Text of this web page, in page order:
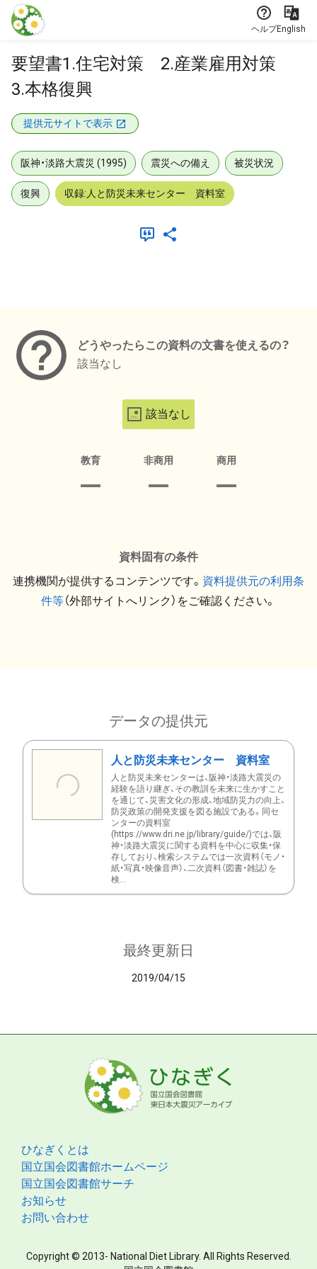
本文に飛ぶ
ヘルプEnglish
要望書1.住宅対策 2.産業雇用対策
3.本格復興
提供元サイトで表示
阪神・淡路大震災 (1995) 震災への備え 被災状況
復興 収録:人と防災未来センター 資料室
どうやったらこの資料の文書を使えるの？
該当なし
該当なし
教育 非商用 商用
資料固有の条件
連携機関が提供するコンテンツです。 資料提供元の利用条
件等（外部サイトへリンク）をご確認ください。
データの提供元
人と防災未来センター 資料室
人と防災未来センターは、阪神・淡路大震災の
経験を語り継ぎ、その教訓を未来に生かすこと
を通じて、災害文化の形成、地域防災力の向上、
防災政策の開発支援を図る施設である。同セ
ンターの資料室
(https://www.dri.ne.jp/library/guide/)では、阪
神・淡路大震災に関する資料を中心に収集・保
存しており、検索システムでは一次資料（モノ・
紙・写真・映像音声）、二次資料（図書・雑誌）を
検...
最終更新日
2019/04/15
ひなぎくとは
国立国会図書館ホームページ
国立国会図書館サーチ
お知らせ
お問い合わせ
Copyright © 2013- National Diet Library. All Rights Reserved.